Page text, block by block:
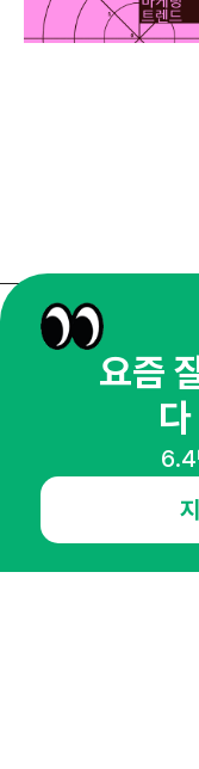
매주 화요일 아침,
마케팅 감각을 깨
65,043명의 마케터를 성장
요즘
6.4